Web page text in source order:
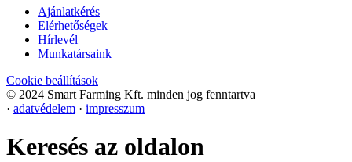
Ajánlatkérés
Elérhetőségek
Hírlevél
Munkatársaink
Cookie beállítások
© 2024 Smart Farming Kft. minden jog fenntartva
· adatvédelem · impresszum
Keresés az oldalon